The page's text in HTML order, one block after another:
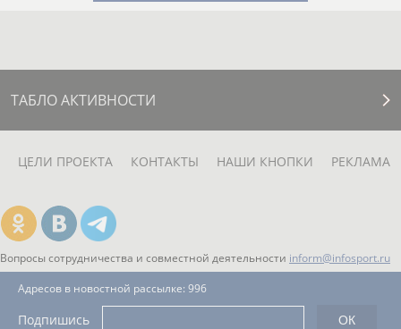
ТАБЛО АКТИВНОСТИ
ЦЕЛИ ПРОЕКТА КОНТАКТЫ НАШИ КНОПКИ РЕКЛАМА
Вопросы сотрудничества и совместной деятельности inform@infosport.ru
Адресов в новостной рассылке: 996
Подпишись